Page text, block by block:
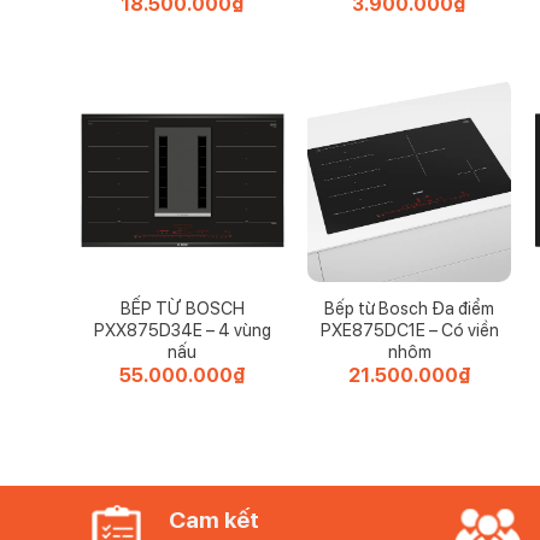
BẾP TỪ BOSCH
PXX875D34E – 4 vùng
nấu
55.000.000₫
Bếp từ Bosch Đa điểm
PXE875DC1E – Có viền
nhôm
21.500.000₫
Cam kết